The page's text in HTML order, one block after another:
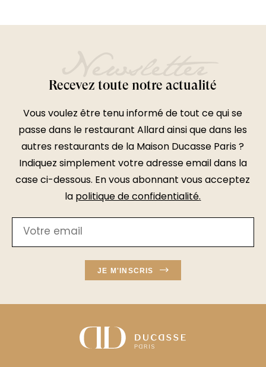
Newsletter
Recevez toute notre actualité
Vous voulez être tenu informé de tout ce qui se
passe dans le restaurant Allard ainsi que dans les
autres restaurants de la Maison Ducasse Paris ?
Indiquez simplement votre adresse email dans la
case ci-dessous. En vous abonnant vous acceptez
lapolitique de confidentialité.
JE M'INSCRIS